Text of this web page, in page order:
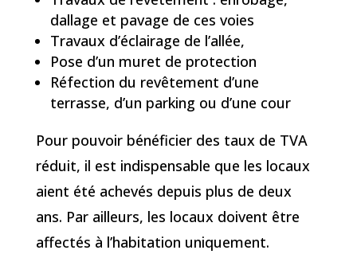
dallage et pavage de ces voies
Travaux d’éclairage de l’allée,
Pose d’un muret de protection
Réfection du revêtement d’une
terrasse, d’un parking ou d’une cour
Pour pouvoir bénéficier des taux de TVA
réduit, il est indispensable que les locaux
aient été achevés depuis plus de deux
ans. Par ailleurs, les locaux doivent être
affectés à l’habitation uniquement.